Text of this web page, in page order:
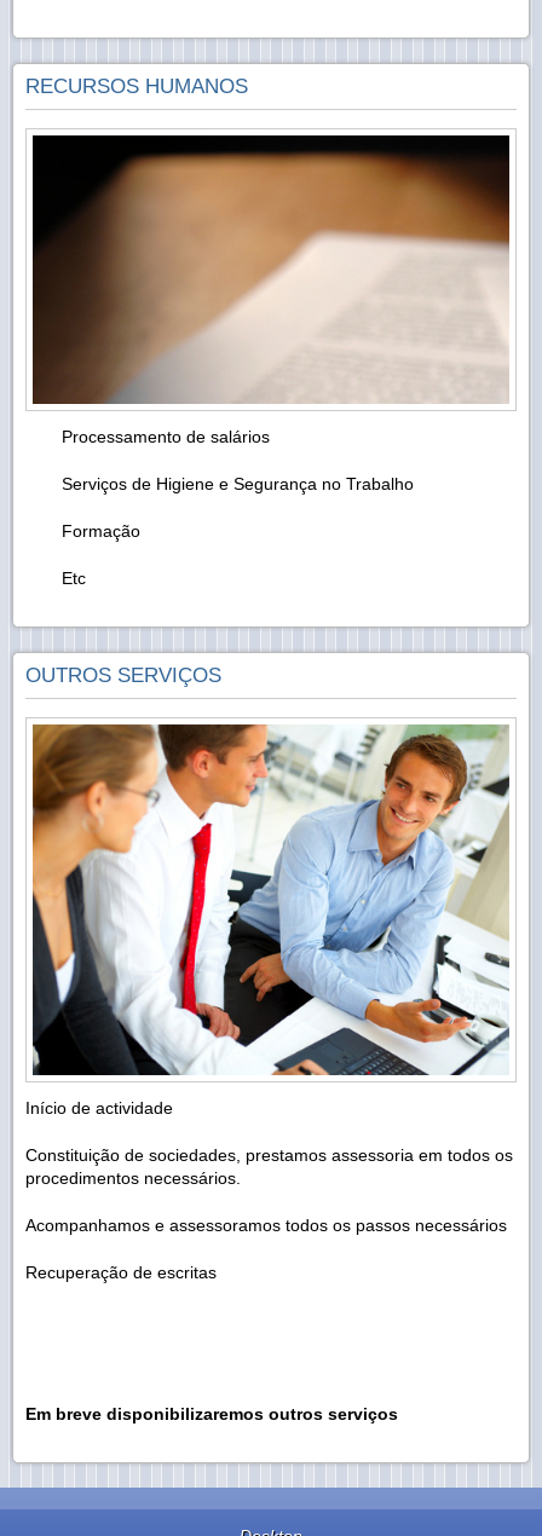
RECURSOS HUMANOS
Processamento de salários
Serviços de Higiene e Segurança no Trabalho
Formação
Etc
OUTROS SERVIÇOS
Início de actividade
Constituição de sociedades, prestamos assessoria em todos os
procedimentos necessários.
Acompanhamos e assessoramos todos os passos necessários
Recuperação de escritas
Em breve disponibilizaremos outros serviços